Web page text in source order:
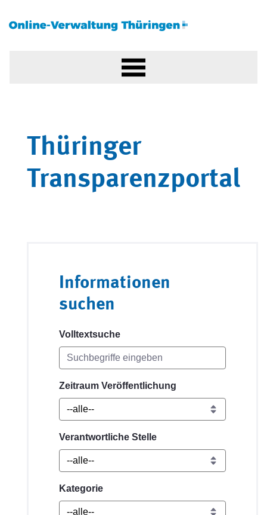
Thüringer
Transparenzportal
Informationen
suchen
Volltextsuche
Zeitraum Veröffentlichung
Verantwortliche Stelle
Kategorie